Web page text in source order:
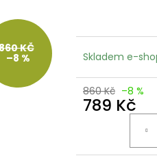
Skladem e-
860 Kč –8 %
789 Kč
KČ
–8 %
BOWDEN TEFLON ŘADÍCÍ